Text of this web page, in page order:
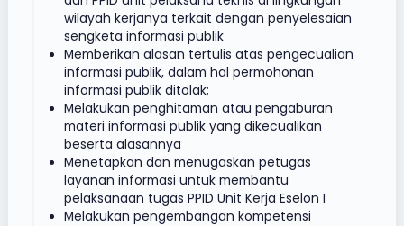
wilayah kerjanya terkait dengan penyelesaian
sengketa informasi publik
Memberikan alasan tertulis atas pengecualian
informasi publik, dalam hal permohonan
informasi publik ditolak;
Melakukan penghitaman atau pengaburan
materi informasi publik yang dikecualikan
beserta alasannya
Menetapkan dan menugaskan petugas
layanan informasi untuk membantu
pelaksanaan tugas PPID Unit Kerja Eselon I
Melakukan pengembangan kompetensi